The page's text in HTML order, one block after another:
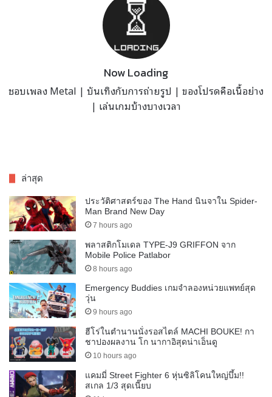
Now Loading
ชอบเพลง Metal | บันเทิงกับการถ่ายรูป | ของโปรดคือเนื้อย่าง
| เล่นเกมบ้างบางเวลา
ล่าสุด
ประวัติศาสตร์ของ The Hand นินจาใน Spider-
Man Brand New Day
7 hours ago
พลาสติกโมเดล TYPE-J9 GRIFFON จาก
Mobile Police Patlabor
8 hours ago
Emergency Buddies เกมจำลองหน่วยแพทย์สุด
วุ่น
9 hours ago
ฮีโร่ในตำนานนั่งรอสไตล์ MACHI BOUKE! กา
ชาปองผลงาน โก นากาอิสุดน่าเอ็นดู
10 hours ago
แคมมี่ Street Fighter 6 หุ่นซิลิโคนใหญ่บึ้ม!!
สเกล 1/3 สุดเนี๊ยบ